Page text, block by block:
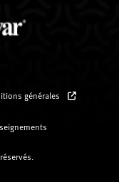
générales